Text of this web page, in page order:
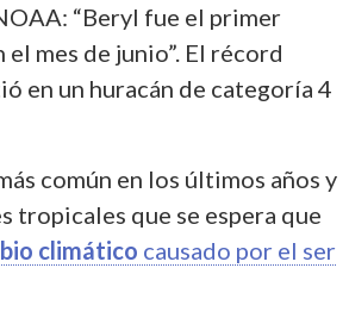
“Beryl fue el primer
mes de junio”. El récord
en un huracán de categoría 4
común en los últimos años y
tropicales que se espera que
climático causado por el ser